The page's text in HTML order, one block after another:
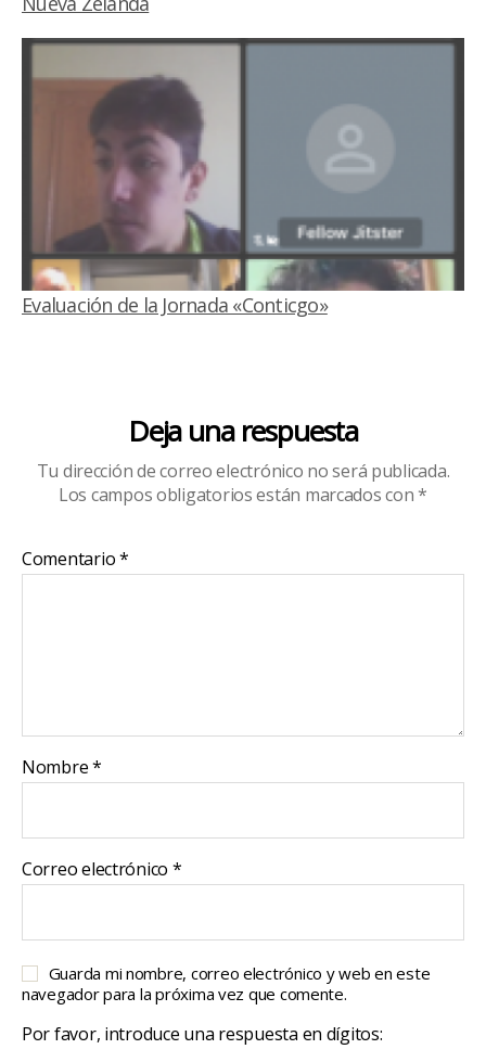
Evaluación de la Jornada «Conticgo»
Deja una respuesta
Tu dirección de correo electrónico no será publicada.
Los campos obligatorios están marcados con*
Comentario*
Nombre*
Correo electrónico *
Guarda mi nombre, correo electrónico y web en este
navegador para la próxima vez que comente.
Por favor, introduce una respuesta en dígitos: